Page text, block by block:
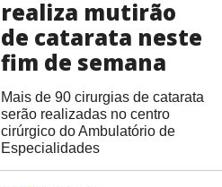
realiza mutirão
de catarata neste
fim de semana
Mais de 90 cirurgias de catarata
serão realizadas no centro
cirúrgico do Ambulatório de
Especialidades